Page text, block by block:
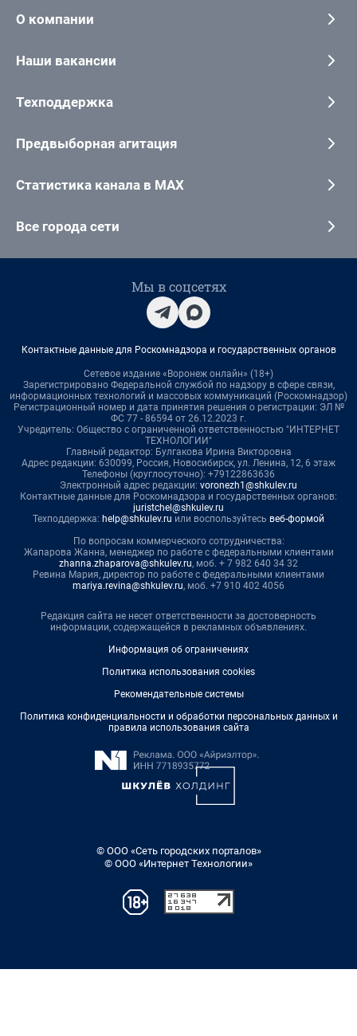
О компании
Наши вакансии
Техподдержка
Предвыборная агитация
Статистика канала в MAX
Все города сети
Мы в соцсетях
Контактные данные для Роскомнадзора и государственных органов
Сетевое издание «Воронеж онлайн» (18+)
Зарегистрировано Федеральной службой по надзору в сфере связи,
информационных технологий и массовых коммуникаций (Роскомнадзор)
Регистрационный номер и дата принятия решения о регистрации: ЭЛ №
ФС 77 - 86594 от 26.12.2023 г.
Учредитель: Общество с ограниченной ответственностью "ИНТЕРНЕТ
ТЕХНОЛОГИИ"
Главный редактор: Булгакова Ирина Викторовна
Адрес редакции: 630099, Россия, Новосибирск, ул. Ленина, 12, 6 этаж
Телефоны (круглосуточно): +79122863636
Электронный адрес редакции: voronezh1@shkulev.ru
Контактные данные для Роскомнадзора и государственных органов:
juristchel@shkulev.ru
Техподдержка: help@shkulev.ru или воспользуйтесь веб-формой
По вопросам коммерческого сотрудничества:
Жапарова Жанна, менеджер по работе с федеральными клиентами
zhanna.zhaparova@shkulev.ru, моб. + 7 982 640 34 32
Ревина Мария, директор по работе с федеральными клиентами
mariya.revina@shkulev.ru, моб. +7 910 402 4056
Редакция сайта не несет ответственности за достоверность
информации, содержащейся в рекламных объявлениях.
Информация об ограничениях
Политика использования cookies
Рекомендательные системы
Политика конфиденциальности и обработки персональных данных и
правила использования сайта
© ООО «Сеть городских порталов»
© ООО «Интернет Технологии»